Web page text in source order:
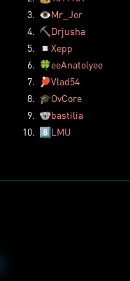
3. 👁️Mr_Jor
4. ⛏️ Drjusha
5.
◽ Xepp
6. 🍀eeAnatolyee
7.
🏓Vlad54
8. 🎓OvCore
9. 🐨bastilia
10. 8️⃣LMU